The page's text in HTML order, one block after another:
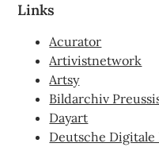
Links
Acurator
Artivistnetwork
Artsy
Bildarchiv
Dayart
Deutsche